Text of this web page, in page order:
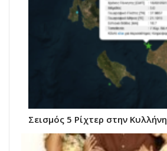
Σεισμός 5 Ρίχτερ στην Κυλλήνη